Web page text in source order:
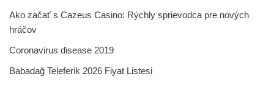
Ako začať s Cazeus Casino: Rýchly sprievodca pre nových
hráčov
Coronavirus disease 2019
Babadağ Teleferik 2026 Fiyat Listesi